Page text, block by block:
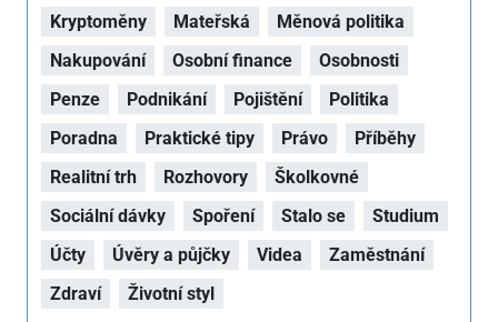
Kryptoměny
Mateřská
Měnová politika
Nakupování
Osobní finance
Osobnosti
Penze
Podnikání Pojištění
Politika
Poradna
Praktické tipy Právo
Příběhy
Realitní trh
Rozhovory
Školkovné
Sociální dávky
Spoření Stalo se
Studium
Účty
Úvěry a půjčky Videa
Zaměstnání
Zdraví
Životní styl